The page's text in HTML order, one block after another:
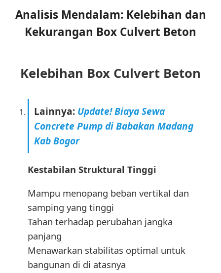
Analisis Mendalam: Kelebihan dan
Kekurangan Box Culvert Beton
Kelebihan Box Culvert Beton
Lainnya: Update! Biaya Sewa
Concrete Pump di Babakan Madang
Kab Bogor
Kestabilan Struktural Tinggi
Mampu menopang beban vertikal dan
samping yang tinggi
Tahan terhadap perubahan jangka
panjang
Menawarkan stabilitas optimal untuk
bangunan di di atasnya